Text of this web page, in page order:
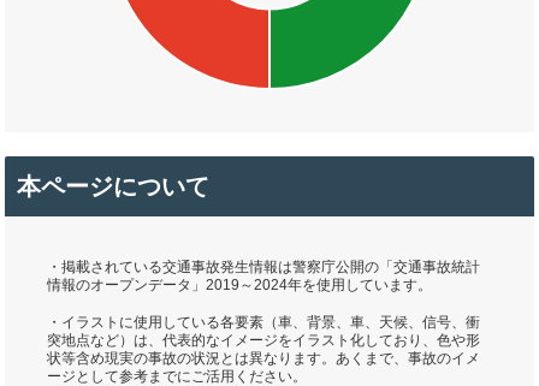
本ページについて
・掲載されている交通事故発生情報は警察庁公開の「交通事故統計
情報のオープンデータ」2019～2024年を使用しています。
・イラストに使用している各要素（車、背景、車、天候、信号、衝
突地点など）は、代表的なイメージをイラスト化しており、色や形
状等含め現実の事故の状況とは異なります。あくまで、事故のイメ
ージとして参考までにご活用ください。